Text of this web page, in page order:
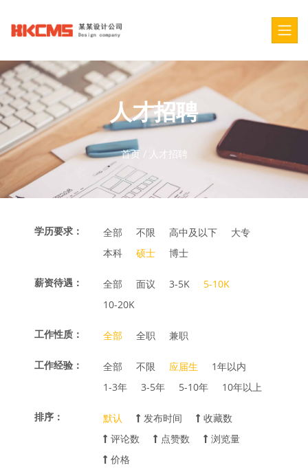
人才招聘
首页 / 人才招聘
学历要求： 全部 不限 高中及以下
大专
本科
硕士 博士
薪资待遇： 全部 面议 3-5K
5-10K
10-20K
工作性质： 全部 全职 兼职
工作经验： 全部 不限 应届生
1年以内
1-3年
3-5年 5-10年 10年以上
排序： 默认 发布时间
收藏数
评论数
点赞数
浏览量
价格